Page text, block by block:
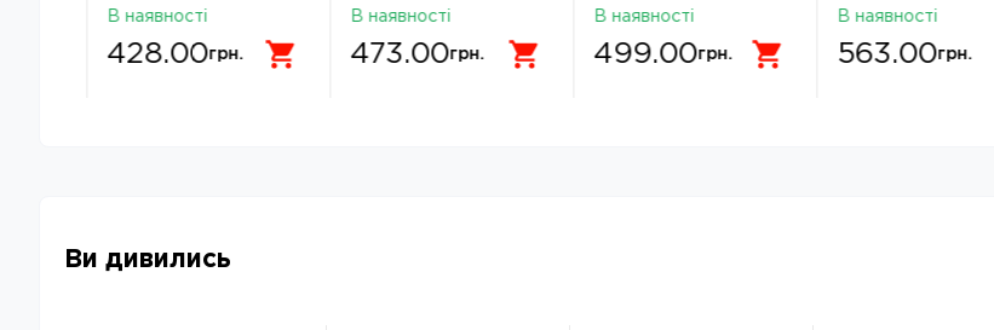
В наявності
428.00грн.
В наявності
473.00грн.
Bunny 533708 533708
В наявності
499.00грн.
В наявності
563.00грн.
Ви дивились